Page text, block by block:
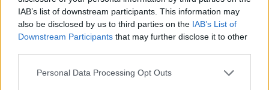
IAB’s list of downstream participants. This information may
also be disclosed by us to third parties on the IAB’s List of
Downstream Participants that may further disclose it to other
Personal Data Processing Opt Outs
Πριν 3 ημέρες
Οδηγοί Δασικών Υπηρεσιών: Ζητούν ένταξη στο
ανθυγιεινό επίδομα